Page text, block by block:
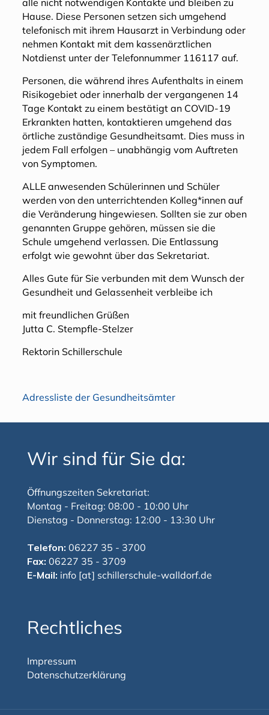
alle nicht notwendigen Kontakte und bleiben zu
Hause. Diese Personen setzen sich umgehend
telefonisch mit ihrem Hausarzt in Verbindung oder
nehmen Kontakt mit dem kassenärztlichen
Notdienst unter der Telefonnummer 116117 auf.
Personen, die während ihres Aufenthalts in einem
Risikogebiet oder innerhalb der vergangenen 14
Tage Kontakt zu einem bestätigt an COVID-19
Erkrankten hatten, kontaktieren umgehend das
örtliche zuständige Gesundheitsamt. Dies muss in
jedem Fall erfolgen – unabhängig vom Auftreten
von Symptomen.
ALLE anwesenden Schülerinnen und Schüler
werden von den unterrichtenden Kolleg*innen auf
die Veränderung hingewiesen. Sollten sie zur oben
genannten Gruppe gehören, müssen sie die
Schule umgehend verlassen. Die Entlassung
erfolgt wie gewohnt über das Sekretariat.
Alles Gute für Sie verbunden mit dem Wunsch der
Gesundheit und Gelassenheit verbleibe ich
mit freundlichen Grüßen
Jutta C. Stempfle-Stelzer
Rektorin Schillerschule
Adressliste der Gesundheitsämter
Wir sind für Sie da:
Öffnungszeiten Sekretariat:
Montag - Freitag: 08:00 - 10:00 Uhr
Dienstag - Donnerstag: 12:00 - 13:30 Uhr
Telefon: 06227 35 - 3700
Fax: 06227 35 - 3709
E-Mail: info [at] schillerschule-walldorf.de
Rechtliches
Impressum
Datenschutzerklärung